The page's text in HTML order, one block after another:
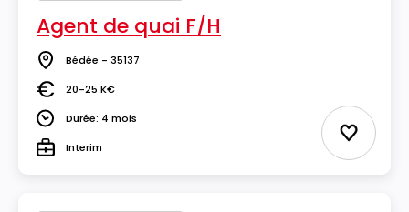
Agent de quai F/H
Lieu Bédée - 35137
Salaire20-25 K€
DuréeDurée: 4 mois
TypeInterim Ajouter